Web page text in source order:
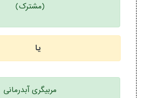
(مشترک)
یا
مربیگری آبدرمانی